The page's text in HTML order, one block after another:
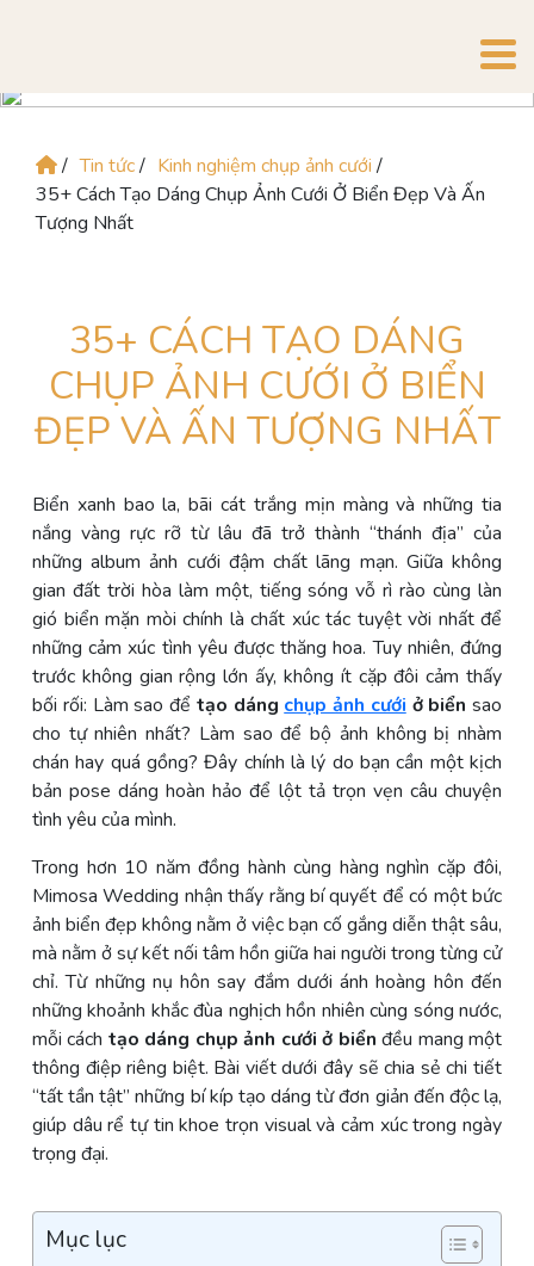
/ Tin tức/ Kinh nghiệm chụp ảnh cưới/
35+ Cách Tạo Dáng Chụp Ảnh Cưới Ở Biển Đẹp Và Ấn
Tượng Nhất
35+ CÁCH TẠO DÁNG
CHỤP ẢNH CƯỚI Ở BIỂN
ĐẸP VÀ ẤN TƯỢNG NHẤT
Biển xanh bao la, bãi cát trắng mịn màng và những tia
nắng vàng rực rỡ từ lâu đã trở thành “thánh địa” của
những album ảnh cưới đậm chất lãng mạn. Giữa không
gian đất trời hòa làm một, tiếng sóng vỗ rì rào cùng làn
gió biển mặn mòi chính là chất xúc tác tuyệt vời nhất để
những cảm xúc tình yêu được thăng hoa. Tuy nhiên, đứng
trước không gian rộng lớn ấy, không ít cặp đôi cảm thấy
bối rối: Làm sao để tạo dáng chụp ảnh cưới ở biển sao
cho tự nhiên nhất? Làm sao để bộ ảnh không bị nhàm
chán hay quá gồng? Đây chính là lý do bạn cần một kịch
bản pose dáng hoàn hảo để lột tả trọn vẹn câu chuyện
tình yêu của mình.
Trong hơn 10 năm đồng hành cùng hàng nghìn cặp đôi,
Mimosa Wedding nhận thấy rằng bí quyết để có một bức
ảnh biển đẹp không nằm ở việc bạn cố gắng diễn thật sâu,
mà nằm ở sự kết nối tâm hồn giữa hai người trong từng cử
chỉ. Từ những nụ hôn say đắm dưới ánh hoàng hôn đến
những khoảnh khắc đùa nghịch hồn nhiên cùng sóng nước,
mỗi cách tạo dáng chụp ảnh cưới ở biển đều mang một
thông điệp riêng biệt. Bài viết dưới đây sẽ chia sẻ chi tiết
“tất tần tật” những bí kíp tạo dáng từ đơn giản đến độc lạ,
giúp dâu rể tự tin khoe trọn visual và cảm xúc trong ngày
trọng đại.
Mục lục